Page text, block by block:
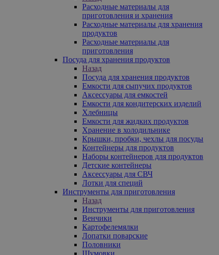
Расходные материалы для
приготовления и хранения
Расходные материалы для хранения
продуктов
Расходные материалы для
приготовления
Посуда для хранения продуктов
Назад
Посуда для хранения продуктов
Емкости для сыпучих продуктов
Аксессуары для емкостей
Емкости для кондитерских изделий
Хлебницы
Емкости для жидких продуктов
Хранение в холодильнике
Крышки, пробки, чехлы для посуды
Контейнеры для продуктов
Наборы контейнеров для продуктов
Детские контейнеры
Аксессуары для СВЧ
Лотки для специй
Инструменты для приготовления
Назад
Инструменты для приготовления
Венчики
Картофелемялки
Лопатки поварские
Половники
Шумовки